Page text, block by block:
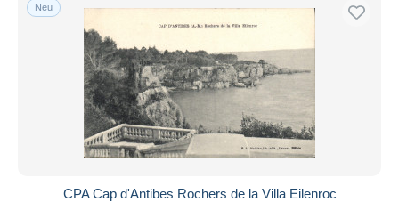
Neu
CPA Cap d'Antibes Rochers de la Villa Eilenroc